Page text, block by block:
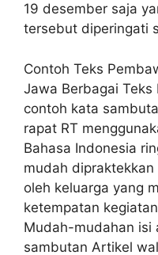
19 desember saja
tersebut diperingati
Contoh Teks
Jawa Berbagai Teks
contoh kata
rapat RT
Bahasa Indonesia
mudah
oleh keluarga yang
ketempatan
Mudah-mudahan isi
sambutan Artikel